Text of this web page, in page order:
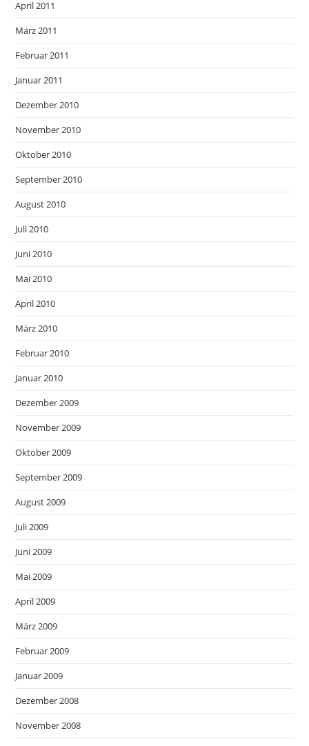
April 2011
März 2011
Februar 2011
Januar 2011
Dezember 2010
November 2010
Oktober 2010
September 2010
August 2010
Juli 2010
Juni 2010
Mai 2010
April 2010
März 2010
Februar 2010
Januar 2010
Dezember 2009
November 2009
Oktober 2009
September 2009
August 2009
Juli 2009
Juni 2009
Mai 2009
April 2009
März 2009
Februar 2009
Januar 2009
Dezember 2008
November 2008